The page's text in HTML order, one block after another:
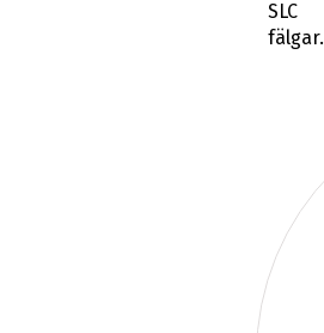
SLC
fälgar.